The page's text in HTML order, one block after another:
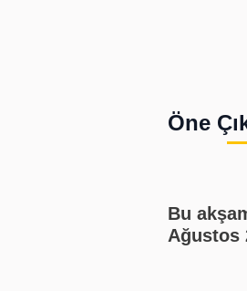
Öne
Bu
Ağustos